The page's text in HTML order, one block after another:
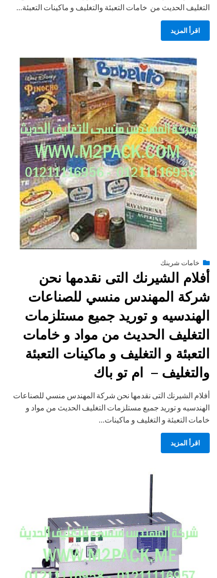
التغليف الحديث من خامات التعبئة والتغليف و ماكينات التعبئة…
اقرأ المزيد
by engmansyPosted
on
يونيو 29, 2015
خامات شرينك
أفلام الشيرنك التى نقدمها نحن
شركة المهندس منسي للصناعات
الهندسيه و توريد جميع مستلزمات
التغليف الحديث من مواد و خامات
التعبئة و التغليف و ماكينات التعبئة
والتغليف – ام تو باك
أفلام الشيرنك التى نقدمها نحن شركة المهندس منسي للصناعات
الهندسيه و توريد جميع مستلزمات التغليف الحديث من مواد و
خامات التعبئة و التغليف و ماكينات…
اقرأ المزيد